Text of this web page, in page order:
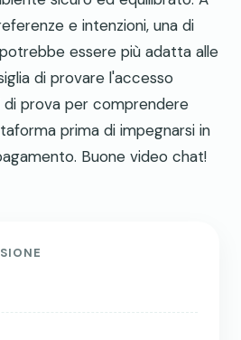
e intenzioni, una di
essere più adatta alle
di provare l'accesso
prova per comprendere
prima di impegnarsi in
Buone video chat!